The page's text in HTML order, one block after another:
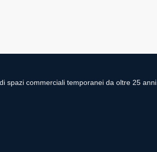
spazi commerciali temporanei da oltre 25 anni.